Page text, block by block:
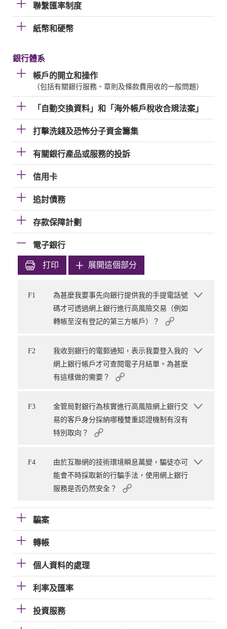
聯繫匯率制度
紙幣和硬幣
銀行體系
帳戶的開立和操作
（包括有關銀行服務、章則及條款費用收的一般問題）
「自動交換資料」和「海外帳戶稅收合規法案」
打擊洗錢及恐怖分子資金籌集
有關銀行產品或服務的投訴
信用卡
追討債務
存款保障計劃
電子銀行
打印 展開這個部分
F1
為甚麼我要事先向銀行提供我的手提電話號
碼才可透過網上銀行進行高風險交易（例如
轉帳至沒有登記的第三方帳戶）？
F2
我收到銀行的電郵通知，表示我要登入我的
網上銀行帳戶才可查閱電子月結單。為甚麼
有這樣做的需要？
F3
金管局對銀行為核實進行高風險網上銀行交
易的客戶身分採納哪種雙重認證機制有沒有
特別取向？
F4
由於互聯網的技術環境瞬息萬變，騙徒亦可
能會不時採取新的行騙手法，使用網上銀行
服務是否仍然安全？
騙案
轉帳
個人資料的處理
利率及匯率
投資服務